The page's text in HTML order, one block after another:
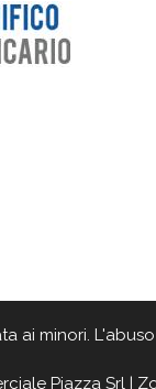
ai minori.
Piazza Srl |